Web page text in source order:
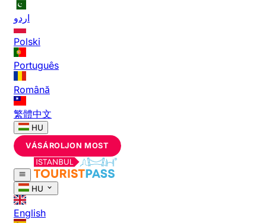
اردو
Polski
Português
Română
繁體中文
HU
VÁSÁROLJON MOST
HU
English